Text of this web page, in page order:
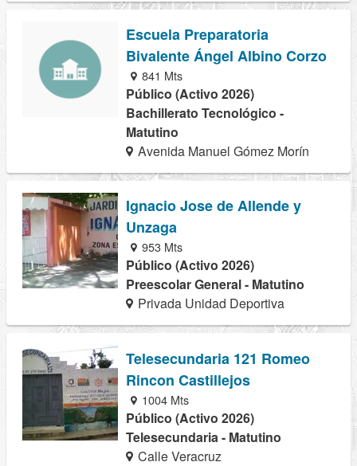
Escuela Preparatoria
Bivalente Ángel Albino Corzo
841 Mts
Público (Activo 2026)
Bachillerato Tecnológico -
Matutino
Avenida Manuel Gómez Morín
Ignacio Jose de Allende y
Unzaga
953 Mts
Público (Activo 2026)
Preescolar General - Matutino
Privada Unidad Deportiva
Telesecundaria 121 Romeo
Rincon Castillejos
1004 Mts
Público (Activo 2026)
Telesecundaria - Matutino
Calle Veracruz